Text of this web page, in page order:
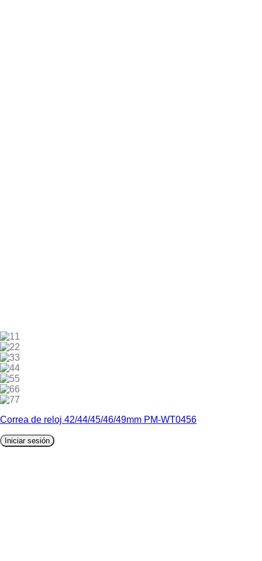
1
2
3
4
5
6
7
Correa de reloj 42/44/45/46/49mm PM-WT0456
Iniciar sesión